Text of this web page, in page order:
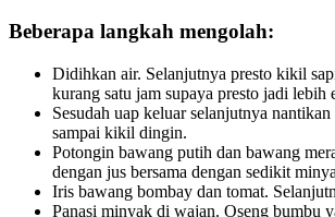
Beberapa langkah mengolah:
Didihkan air. Selanjutnya presto kikil
kurang satu jam supaya presto jadi lebih
Sesudah uap keluar selanjutnya
sampai kikil dingin.
Potongin bawang putih dan bawang
dengan jus bersama dengan sedikit
Iris bawang bombay dan tomat.
Panasi minyak di wajan. Oseng bumbu